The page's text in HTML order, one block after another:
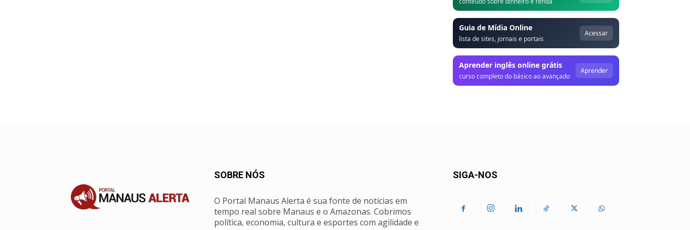
Guia de Mídia Online
lista de sites, jornais e portais
Acessar
Aprender inglês online grátis
curso completo do básico ao avançado
Aprender
SOBRE NÓS
O Portal Manaus Alerta é sua fonte de notícias em
tempo real sobre Manaus e o Amazonas. Cobrimos
política, economia, cultura e esportes com agilidade e
SIGA-NOS